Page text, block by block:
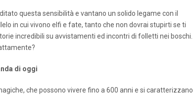
questa sensibilità e vantano un solido legame con il
in cui vivono elfi e fate, tanto che non dovrai stupirti se ti
incredibili su avvistamenti ed incontri di folletti nei boschi.
di oggi
che possono vivere fino a 600 anni e si caratterizzano